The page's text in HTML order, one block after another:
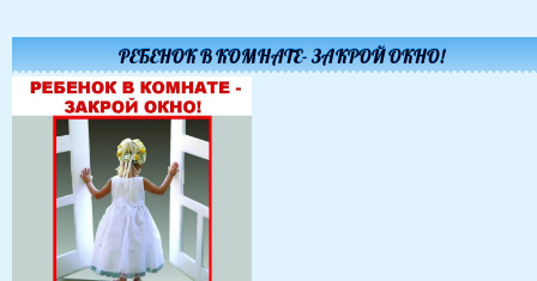
РЕБЕНОК В КОМНАТЕ- ЗАКРОЙ ОКНО!